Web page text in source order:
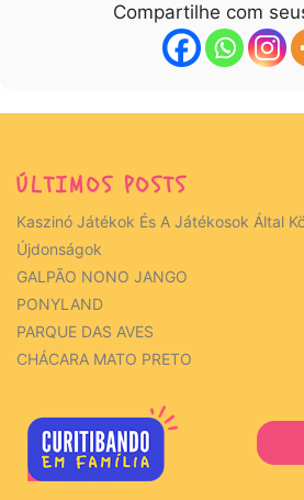
Compartilhe com
ÚLTIMOS POSTS
Kaszinó Játékok És A Játékosok Által
Újdonságok
GALPÃO NONO JANGO
PONYLAND
PARQUE DAS AVES
CHÁCARA MATO PRETO